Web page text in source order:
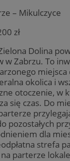
– Mikulczyce
zł
Dolina
w Zabrzu. To
miejsca
okolica i
otoczenie, w
się czas. Do
pozostałych
dla
strefa
parterze